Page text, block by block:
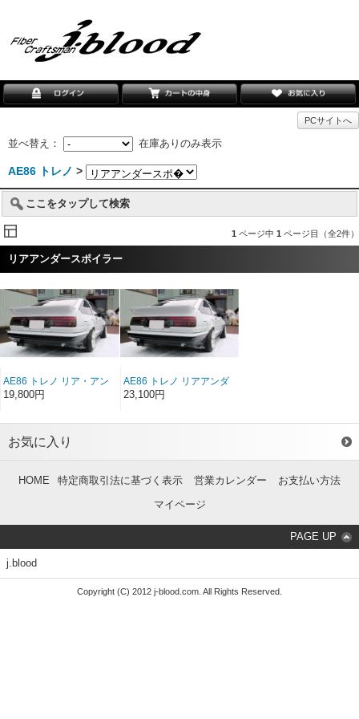
PCサイトへ
並べ替え： 在庫ありのみ表示
AE86 トレノ >
ここをタップして検索
1 ページ中 1 ページ目（全2件）
リアアンダースポイラー
AE86 トレノ リア・アン
ダースポイラー FRP（後
19,800円
AE86 トレノ リアアンダ
ースポイラー ソフト
23,100円
お気に入り
HOME 特定商取引法に基づく表示 営業カレンダー
お支払い方法
マイページ
PAGE UP
j.blood
Copyright (C) 2012 j-blood.com. All Rights Reserved.